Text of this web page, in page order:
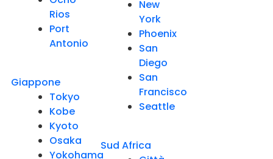
Rios
Port
Antonio
Giappone
Tokyo
Kobe
Kyoto
Osaka
Yokohama
New
York
Phoenix
San
Diego
San
Francisco
Seattle
Sud Africa